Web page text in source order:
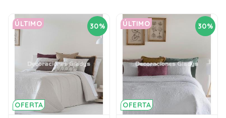
30%
OFERTA
ÚLTIMO 30%
OFERTA
ÚLTIMO